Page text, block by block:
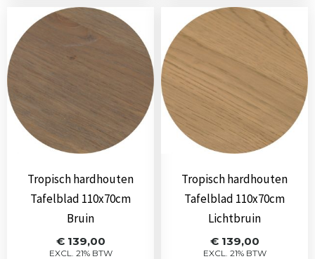
Tropisch hardhouten
Tafelblad 110x70cm
Bruin
€139,00
EXCL. 21% BTW
Tropisch hardhouten
Tafelblad 110x70cm
Lichtbruin
€139,00
EXCL. 21% BTW